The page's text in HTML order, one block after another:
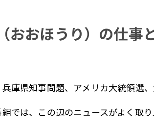
おおほうり）の仕事
庫県知事問題、アメリカ大統領選
では、この辺のニュースがよく取り